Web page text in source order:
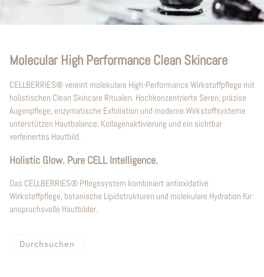
Molecular High Performance Clean Skincare
CELLBERRIES® vereint molekulare High-Performance Wirkstoffpflege mit
holistischen Clean Skincare Ritualen. Hochkonzentrierte Seren, präzise
Augenpflege, enzymatische Exfoliation und moderne Wirkstoffsysteme
unterstützen Hautbalance, Kollagenaktivierung und ein sichtbar
verfeinertes Hautbild.
Holistic Glow. Pure CELL Intelligence.
Das CELLBERRIES® Pflegesystem kombiniert antioxidative
Wirkstoffpflege, botanische Lipidstrukturen und molekulare Hydration für
anspruchsvolle Hautbilder.
Durchsuchen